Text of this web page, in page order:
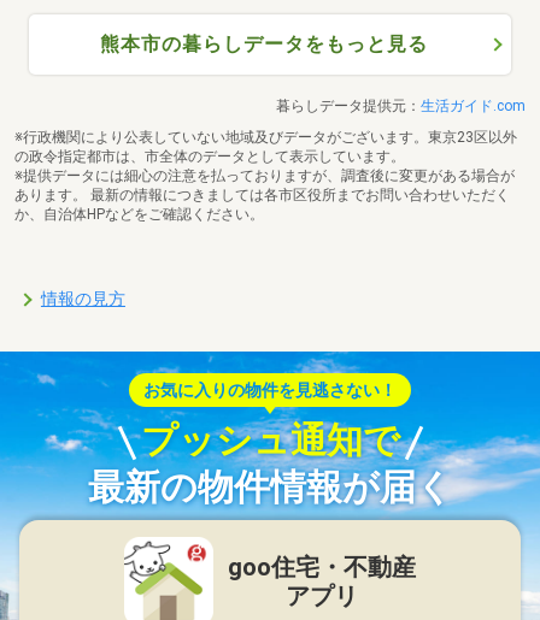
熊本市の暮らしデータをもっと見る
暮らしデータ提供元： 生活ガイド.com
※行政機関により公表していない地域及びデータがございます。東京23区以外
の政令指定都市は、市全体のデータとして表示しています。
※提供データには細心の注意を払っておりますが、調査後に変更がある場合が
あります。 最新の情報につきましては各市区役所までお問い合わせいただく
か、自治体HPなどをご確認ください。
情報の見方
お気に入りの物件を見逃さない！
プッシュ通知で
最新の物件情報が届く
goo住宅・不動産
アプリ